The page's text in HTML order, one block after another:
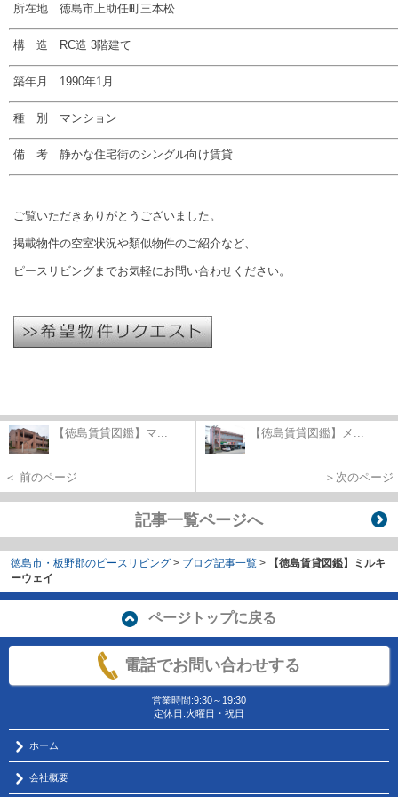
所在地 徳島市上助任町三本松
構 造 RC造 3階建て
築年月 1990年1月
種 別 マンション
備 考 静かな住宅街のシングル向け賃貸
ご覧いただきありがとうございました。
掲載物件の空室状況や類似物件のご紹介など、
ピースリビングまでお気軽にお問い合わせください。
【徳島賃貸図鑑】マ...
＜ 前のページ
【徳島賃貸図鑑】メ...
＞次のページ
記事一覧ページへ
徳島市・板野郡のピースリビング > ブログ記事一覧 >
【徳島賃貸図鑑】ミルキ
ーウェイ
ページトップに戻る
電話でお問い合わせする
営業時間:9:30～19:30
定休日:火曜日・祝日
ホーム
会社概要